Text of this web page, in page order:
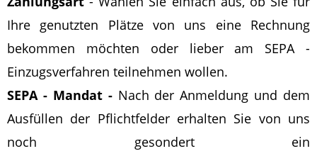
Ihre genutzten Plätze von uns eine Rechnung
bekommen möchten oder lieber am SEPA -
Einzugsverfahren teilnehmen wollen.
SEPA - Mandat - Nach der Anmeldung und dem
Ausfüllen der Pflichtfelder erhalten Sie von uns
noch gesondert ein